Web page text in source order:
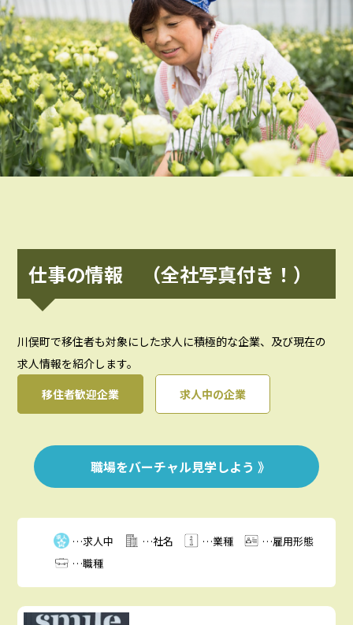
仕事の情報 （全社写真付き！）
川俣町で移住者も対象にした求人に積極的な企業、及び現在の
求人情報を紹介します。
移住者歓迎企業
求人中の企業
職場をバーチャル⾒学しよう 》
…求人中 …社名 …業種
…雇用形態
…職種